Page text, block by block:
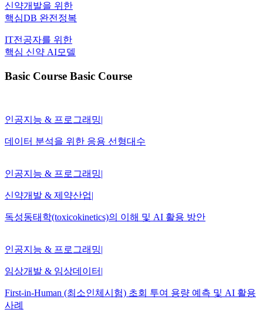
신약개발을 위한
핵심DB 완전정복
IT전공자를 위한
핵심 신약 AI모델
Basic Course Basic Course
인공지능 & 프로그래밍|
데이터 분석을 위한 응용 선형대수
인공지능 & 프로그래밍|
신약개발 & 제약산업|
독성동태학(toxicokinetics)의 이해 및 AI 활용 방안
인공지능 & 프로그래밍|
임상개발 & 임상데이터 |
First-in-Human (최소인체시험) 초회 투여 용량 예측 및 AI 활용
사례